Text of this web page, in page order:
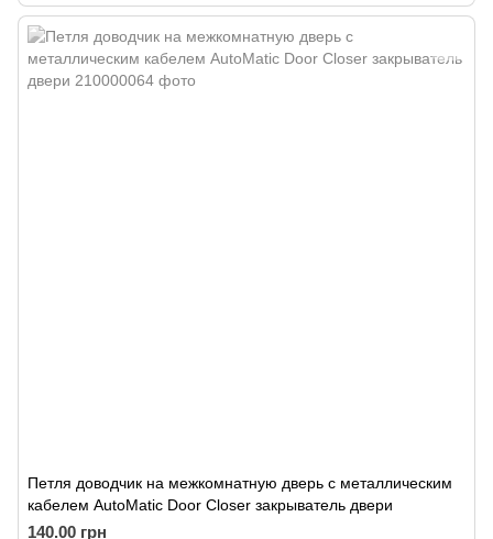
Петля доводчик на межкомнатную дверь с металлическим
кабелем AutoMatic Door Closer закрыватель двери
140.00 грн